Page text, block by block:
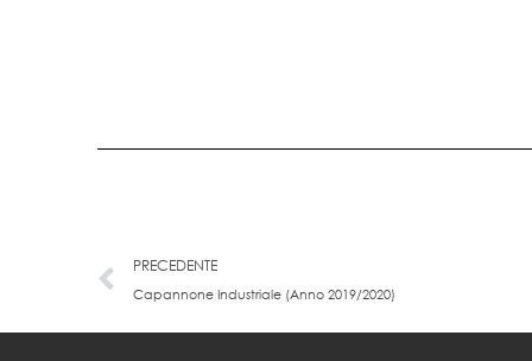
Precedente
PRECEDENTE
Capannone Industriale (Anno 2019/2020)